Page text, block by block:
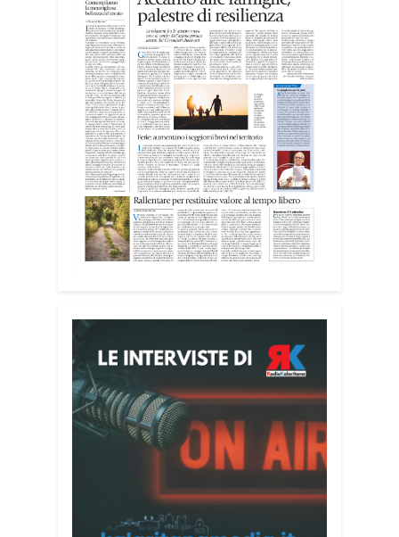
realtà del territorio, dall’assistenza agli
anziani e alle persone con disabilità
nelle attività dell’OAMI al supporto nei
centri di accoglienza per migranti, dove
contribuiscono anche alla cura degli
spazi comuni. «Prendersi cura degli
ambienti significa favorire accoglienza e
dignità», racconta Alessandro Adimari.
Tra i partecipanti anche i seminaristi,
impegnati accanto agli anziani della
casa di riposo Cristo Re.
«Un’esperienza di crescita umana e
Il programma dedica spazio anche ai
temi della pace e della cooperazione
nel Mediterraneo. Oggi pomeriggio, alla
Mediateca del Mediterraneo (MEM),
l’incontro con l’arcivescovo monsignor
Giuseppe Baturi ha approfondito il ruolo
dei giovani nella costruzione di ponti tra
inserito nel percorso “Cagliari Città della
Pace e del Mediterraneo”, progetto che